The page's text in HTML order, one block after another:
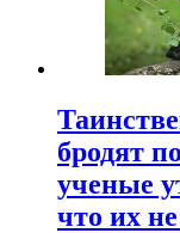
бродят
ученые
что их